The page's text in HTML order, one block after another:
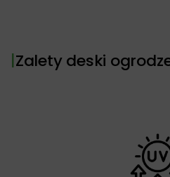
|Zalety deski